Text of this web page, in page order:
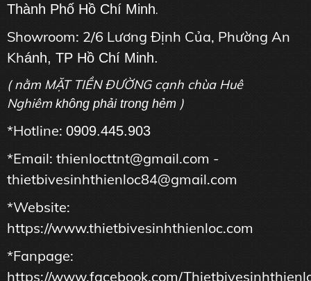
Thành Phố Hồ Chí Minh.
Showroom: 2/6 Lương Định Của, Phường An
Khánh, TP Hồ Chí Minh.
( nằm MẶT TIỀN ĐƯỜNG cạnh chùa Huê
Nghiêm không phải trong hẻm )
*Hotline: 0909.445.903
*Email: thienlocttnt@gmail.com -
thietbivesinhthienloc84@gmail.com
*Website:
https://www.thietbivesinhthienloc.com
*Fanpage:
https://www.facebook.com/